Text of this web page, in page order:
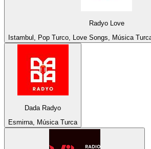
Radyo Love
Istambul, Pop Turco, Love Songs, Música
Dada Radyo
Esmirna, Música Turca